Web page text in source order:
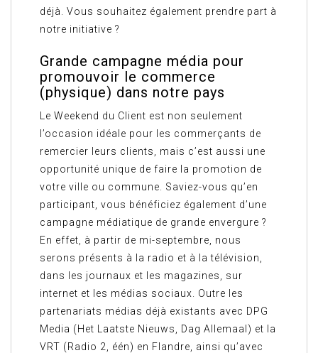
déjà. Vous souhaitez également prendre part à
notre initiative ?
Grande campagne média pour
promouvoir le commerce
(physique) dans notre pays
Le Weekend du Client est non seulement
l’occasion idéale pour les commerçants de
remercier leurs clients, mais c’est aussi une
opportunité unique de faire la promotion de
votre ville ou commune. Saviez-vous qu’en
participant, vous bénéficiez également d’une
campagne médiatique de grande envergure ?
En effet, à partir de mi-septembre, nous
serons présents à la radio et à la télévision,
dans les journaux et les magazines, sur
internet et les médias sociaux. Outre les
partenariats médias déjà existants avec DPG
Media (Het Laatste Nieuws, Dag Allemaal) et la
VRT (Radio 2, één) en Flandre, ainsi qu’avec